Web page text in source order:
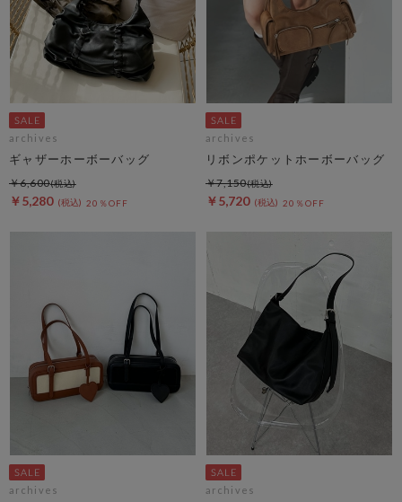
archives
ギャザーホーボーバッグ
￥5,280 20％OFF
￥6,600
archives
リボンポケットホーボーバッグ
￥5,720 20％OFF
￥7,150
archives archives